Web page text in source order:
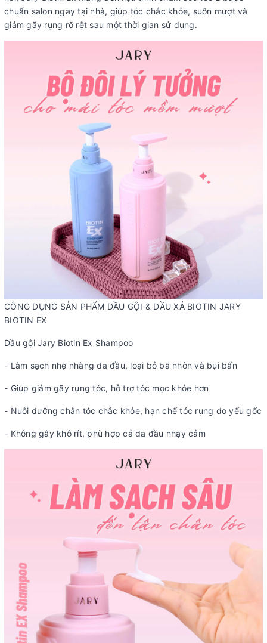
chuẩn salon ngay tại nhà, giúp tóc chắc khỏe, suôn mượt và
giảm gãy rụng rõ rệt sau một thời gian sử dụng.
CÔNG DỤNG SẢN PHẨM DẦU GỘI & DẦU XẢ BIOTIN JARY
BIOTIN EX
Dầu gội Jary Biotin Ex Shampoo
- Làm sạch nhẹ nhàng da đầu, loại bỏ bã nhờn và bụi bẩn
- Giúp giảm gãy rụng tóc, hỗ trợ tóc mọc khỏe hơn
- Nuôi dưỡng chân tóc chắc khỏe, hạn chế tóc rụng do yếu gốc
- Không gây khô rít, phù hợp cả da đầu nhạy cảm